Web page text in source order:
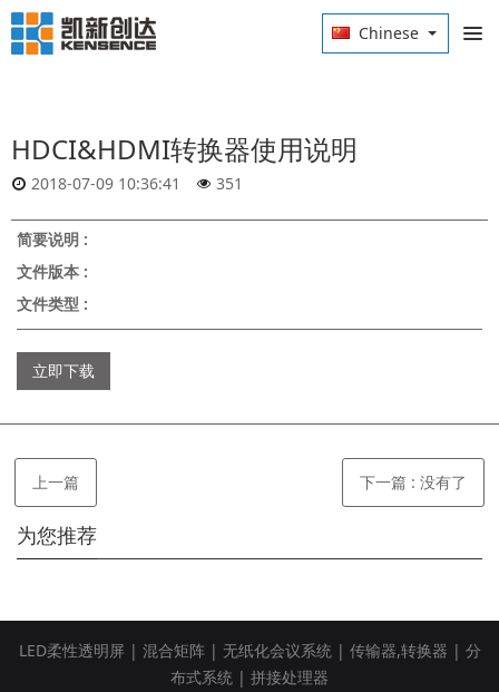
Chinese
HDCI&HDMI转换器使用说明
2018-07-09 10:36:41 351
简要说明 :
文件版本 :
文件类型 :
立即下载
上一篇 下一篇 : 没有了
为您推荐
LED柔性透明屏 | 混合矩阵| 无纸化会议系统| 传输器,转换器 | 分
布式系统 | 拼接处理器